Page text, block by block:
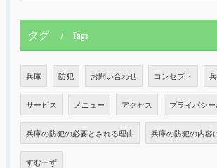
タグ Tags
兵庫 防犯 お問い合わせ コンセプト
サービス メニュー アクセス プライバシ
兵庫の防犯の必要とされる理由 兵庫の防犯の内容
すむーず